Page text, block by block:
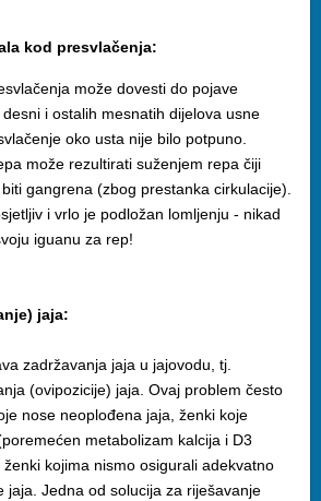
kod presvlačenja:
može dovesti do pojave
i ostalih mesnatih dijelova usne
oko usta nije bilo potpuno.
može rezultirati suženjem repa čiji
gangrena (zbog prestanka cirkulacije).
i vrlo je podložan lomljenju - nikad
iguanu za rep!
jaja:
zadržavanja jaja u jajovodu, tj.
(ovipozicije) jaja. Ovaj problem često
nose neoplođena jaja, ženki koje
metabolizam kalcija i D3
kojima nismo osigurali adekvatno
jaja. Jedna od solucija za riješavanje